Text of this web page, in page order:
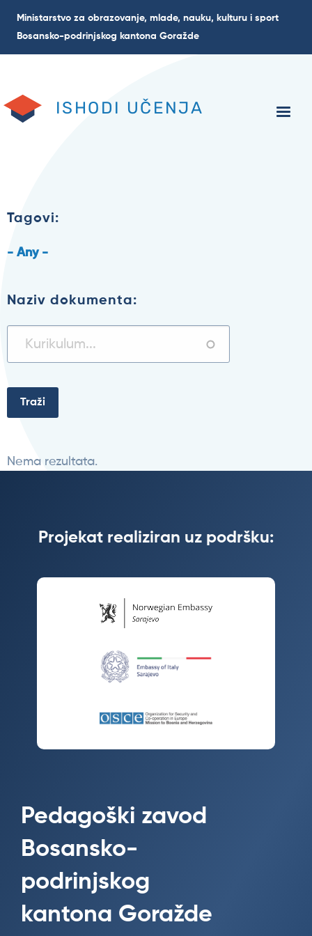
Ministarstvo za obrazovanje, mlade, nauku, kulturu i sport
Bosansko-podrinjskog kantona Goražde
ISHODI UČENJA
Tagovi:
- Any -
Naziv dokumenta:
Nema rezultata.
Projekat realiziran uz podršku:
Pedagoški zavod
Bosansko-
podrinjskog
kantona Goražde